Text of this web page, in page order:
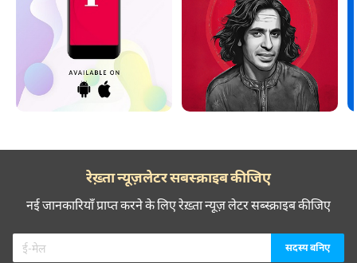
रेख़्ता न्यूज़लेटर सबस्क्राइब कीजिए
नई जानकारियाँ प्राप्त करने के लिए रेख़्ता न्यूज़ लेटर सब्स्क्राइब कीजिए